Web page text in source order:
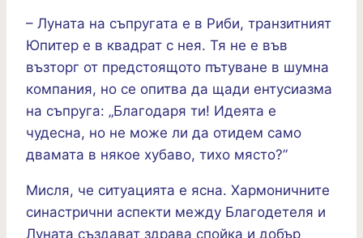
– Луната на съпругата е в Риби, транзитният
Юпитер е в квадрат с нея. Тя не е във
възторг от предстоящото пътуване в шумна
компания, но се опитва да щади ентусиазма
на съпруга: „Благодаря ти! Идеята е
чудесна, но не може ли да отидем само
двамата в някое хубаво, тихо място?”
Мисля, че ситуацията е ясна. Хармоничните
синастрични аспекти между Благодетеля и
Луната създават здрава спойка и добър